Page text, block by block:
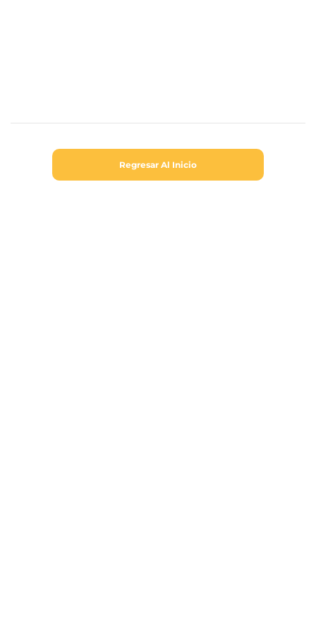
Regresar Al Inicio